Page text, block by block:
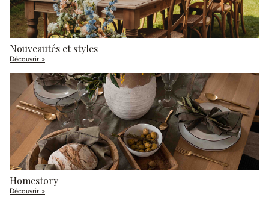
Nouveautés et styles
Découvrir »
Homestory
Découvrir »